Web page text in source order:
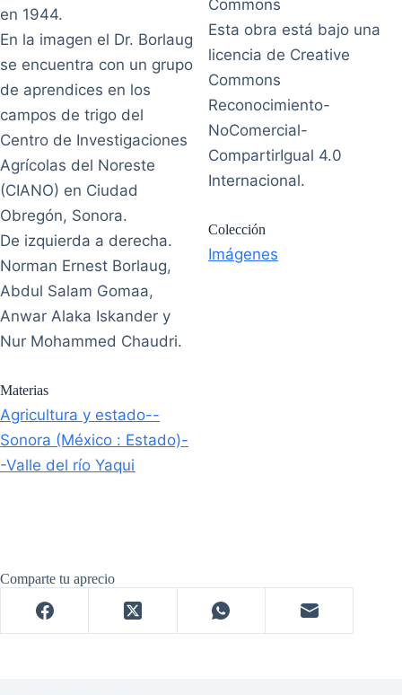
en 1944.
En la imagen el Dr. Borlaug
se encuentra con un grupo
de aprendices en los
campos de trigo del
Centro de Investigaciones
Agrícolas del Noreste
(CIANO) en Ciudad
Obregón, Sonora.
De izquierda a derecha.
Norman Ernest Borlaug,
Abdul Salam Gomaa,
Anwar Alaka Iskander y
Nur Mohammed Chaudri.
Materias
Agricultura y estado--
Sonora (México : Estado)-
-Valle del río Yaqui
Esta obra está bajo una
licencia de Creative
Commons
Reconocimiento-
NoComercial-
CompartirIgual 4.0
Internacional.
Colección
Imágenes
Comparte tu aprecio